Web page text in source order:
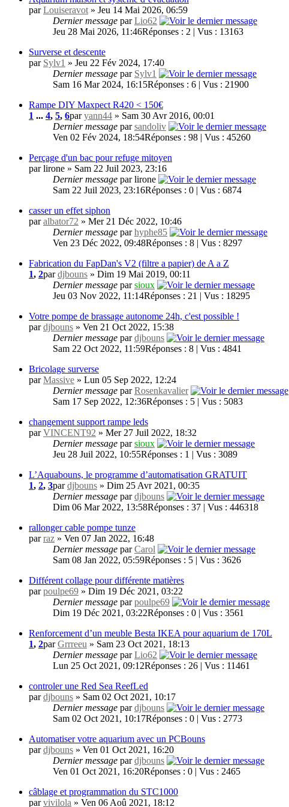
parLouiseravot » Jeu 14 Mai 2026, 06:59
Dernier message parLio62
Jeu 28 Mai 2026, 11:46Réponses : 2 | Vus : 13163
Surverse et descente
par Sylv1 » Jeu 22 Fév 2024, 17:40
Dernier message par Sylv1
Sam 16 Mar 2024, 16:15Réponses : 6 | Vus : 21900
Rampe DIY Maxpect R420 < 150€
1 ... 4, 5, 6paryann44 » Sam 30 Avr 2016, 00:01
Dernier message parsandoliv
Ven 02 Fév 2024, 18:54Réponses : 98 | Vus : 45260
Perçage d'un bac pour refuge mitoyen
par lirone » Sam 22 Juil 2023, 23:16
Dernier message par lirone
Sam 22 Juil 2023, 23:16Réponses : 0 | Vus : 6874
casser un effet siphon
paralbator72 » Mer 21 Déc 2022, 10:46
Dernier message parhyphe85
Ven 23 Déc 2022, 09:48Réponses : 8 | Vus : 8297
Fabrication du FapDan's V2 (filtre a papier) de A a Z
1, 2pardjbouns » Dim 19 Mai 2019, 00:11
Dernier message parsioux
Jeu 03 Nov 2022, 11:14Réponses : 21 | Vus : 18295
Votre pompe de brassage autonome 24h, c'est possible !
pardjbouns » Ven 21 Oct 2022, 15:38
Dernier message pardjbouns
Sam 22 Oct 2022, 11:59Réponses : 8 | Vus : 4841
Bricolage surverse
parMassive » Lun 05 Sep 2022, 12:24
Dernier message parRosenkavalier
Sam 17 Sep 2022, 12:36Réponses : 5 | Vus : 5083
changement support rampe leds
parVINCENT92 » Mer 27 Juil 2022, 18:32
Dernier message parsioux
Jeu 28 Juil 2022, 10:55Réponses : 1 | Vus : 3089
L’Aquabouns, le programme d’automatisation GRATUIT
1, 2, 3pardjbouns » Dim 25 Avr 2021, 00:35
Dernier message pardjbouns
Dim 06 Mar 2022, 13:58Réponses : 37 | Vus : 446318
rallonger cable pompe tunze
parraz » Ven 07 Jan 2022, 16:48
Dernier message parCarol
Sam 08 Jan 2022, 05:59Réponses : 5 | Vus : 3626
Différent collage pour différente matières
parpoulpe69 » Dim 19 Déc 2021, 03:22
Dernier message parpoulpe69
Dim 19 Déc 2021, 03:22Réponses : 0 | Vus : 3561
Renforcement d’un meuble Besta IKEA pour aquarium de 170L
1, 2parGrrreeu » Sam 23 Oct 2021, 18:13
Dernier message parLio62
Lun 25 Oct 2021, 09:12Réponses : 26 | Vus : 11461
controler une Red Sea ReefLed
pardjbouns » Sam 02 Oct 2021, 10:17
Dernier message pardjbouns
Sam 02 Oct 2021, 10:17Réponses : 0 | Vus : 2773
Automatiser votre aquarium avec un PCBouns
pardjbouns » Ven 01 Oct 2021, 16:20
Dernier message pardjbouns
Ven 01 Oct 2021, 16:20Réponses : 0 | Vus : 2465
câblage et programmation du STC1000
parvivilola » Ven 06 Aoû 2021, 18:12